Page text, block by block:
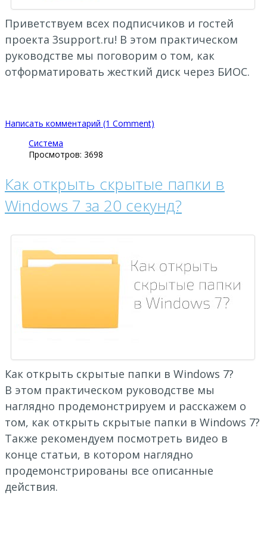
Приветствуем всех подписчиков и гостей
проекта 3support.ru! В этом практическом
руководстве мы поговорим о том, как
отформатировать жесткий диск через БИОС.
Написать комментарий (1 Comment)
Система
Просмотров: 3698
Как открыть скрытые папки в
Windows 7 за 20 секунд?
Как открыть скрытые папки в Windows 7?
В этом практическом руководстве мы
наглядно продемонстрируем и расскажем о
том, как открыть скрытые папки в Windows 7?
Также рекомендуем посмотреть видео в
конце статьи, в котором наглядно
продемонстрированы все описанные
действия.